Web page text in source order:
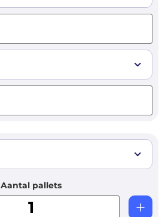
Aantal pallets